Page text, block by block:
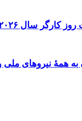
کارگر سال ۲۰۲۶
همهٔ نیروهای ملی